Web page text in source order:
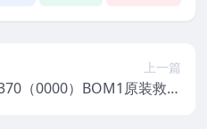
上一篇
（0000）BOM1原装救砖